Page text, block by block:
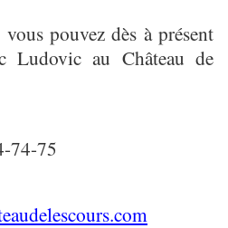
pouvez dès à présent
Ludovic au Château de
74-75